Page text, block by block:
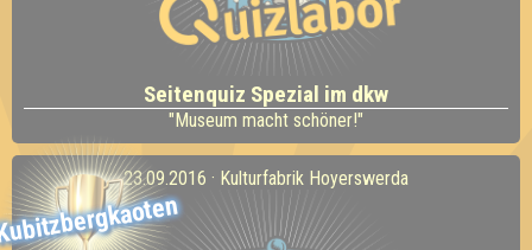
Seitenquiz Spezial im dkw
"Museum macht schöner!"
23.09.2016 · Kulturfabrik Hoyerswerda